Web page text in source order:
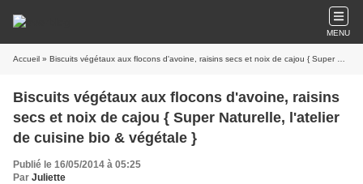
MENU
Accueil » Biscuits végétaux aux flocons d'avoine, raisins secs et noix de cajou { Super Naturelle, l'atelier de cuisine bio & végétale }
Biscuits végétaux aux flocons d'avoine, raisins
secs et noix de cajou { Super Naturelle, l'atelier
de cuisine bio & végétale }
Publié le 16/05/2014 à 05:25
Par Juliette